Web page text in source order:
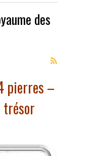
des
pierres –
trésor